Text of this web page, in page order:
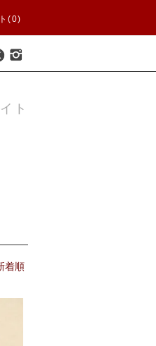
(0)
ト
着順